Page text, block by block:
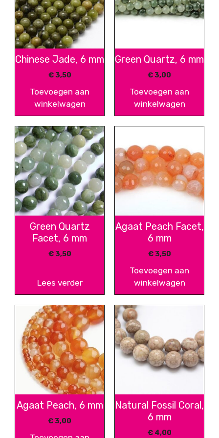
Chinese Jade, 6 mm
€3,50
Toevoegen aan
winkelwagen
Green Quartz, 6 mm
€3,00
Toevoegen aan
winkelwagen
Green Quartz
Facet, 6 mm
€3,50
Lees verder
Agaat Peach Facet,
6 mm
€3,50
Toevoegen aan
winkelwagen
Agaat Peach, 6 mm
€3,00
Natural Fossil Coral,
6 mm
€4,00